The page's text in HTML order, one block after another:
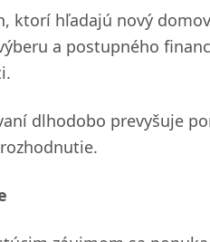
ktorí hľadajú nový
a postupného
dlhodobo prevyšuje